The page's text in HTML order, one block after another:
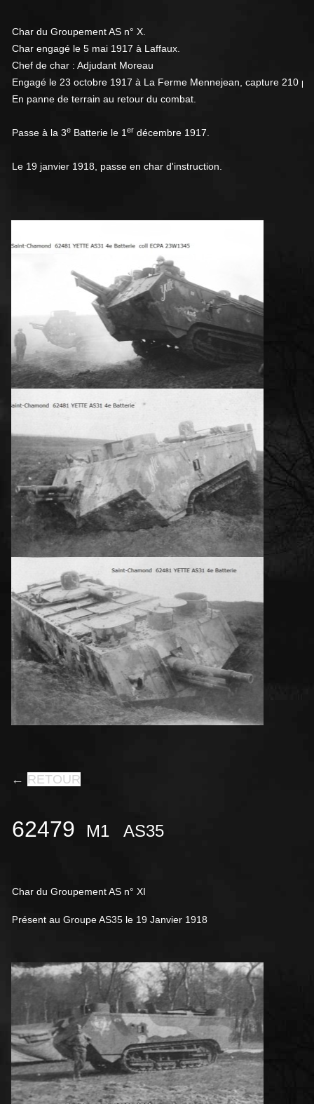
Char du Groupement AS n° X.
Char engagé le 5 mai 1917 à Laffaux.
Chef de char : Adjudant Moreau
Engagé le 23 octobre 1917 à La Ferme Mennejean, capture 210
En panne de terrain au retour du combat.
Passe à la 3e Batterie le 1 er décembre 1917.
Le 19 janvier 1918, passe en char d'instruction.
← RETOUR
62479 M1 AS35
Char du Groupement AS n° XI
Présent au Groupe AS35 le 19 Janvier 1918